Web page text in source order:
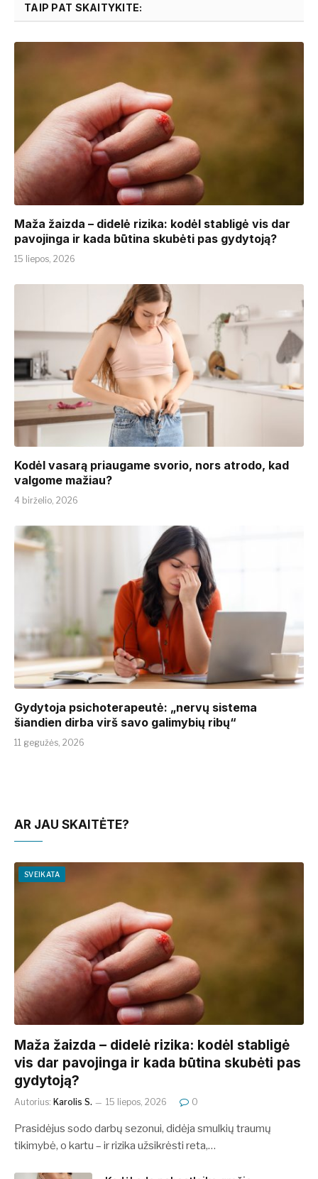
TAIP PAT SKAITYKITE:
​​Maža žaizda – didelė rizika: kodėl stabligė vis dar
pavojinga ir kada būtina skubėti pas gydytoją?
15 liepos, 2026
Kodėl vasarą priaugame svorio, nors atrodo, kad
valgome mažiau?
4 birželio, 2026
Gydytoja psichoterapeutė: „nervų sistema
šiandien dirba virš savo galimybių ribų“
11 gegužės, 2026
AR JAU SKAITĖTE?
SVEIKATA
​​Maža žaizda – didelė rizika: kodėl stabligė
vis dar pavojinga ir kada būtina skubėti pas
gydytoją?
Autorius: Karolis S. 15 liepos, 2026 0
Prasidėjus sodo darbų sezonui, didėja smulkių traumų
tikimybė, o kartu – ir rizika užsikrėsti reta,…